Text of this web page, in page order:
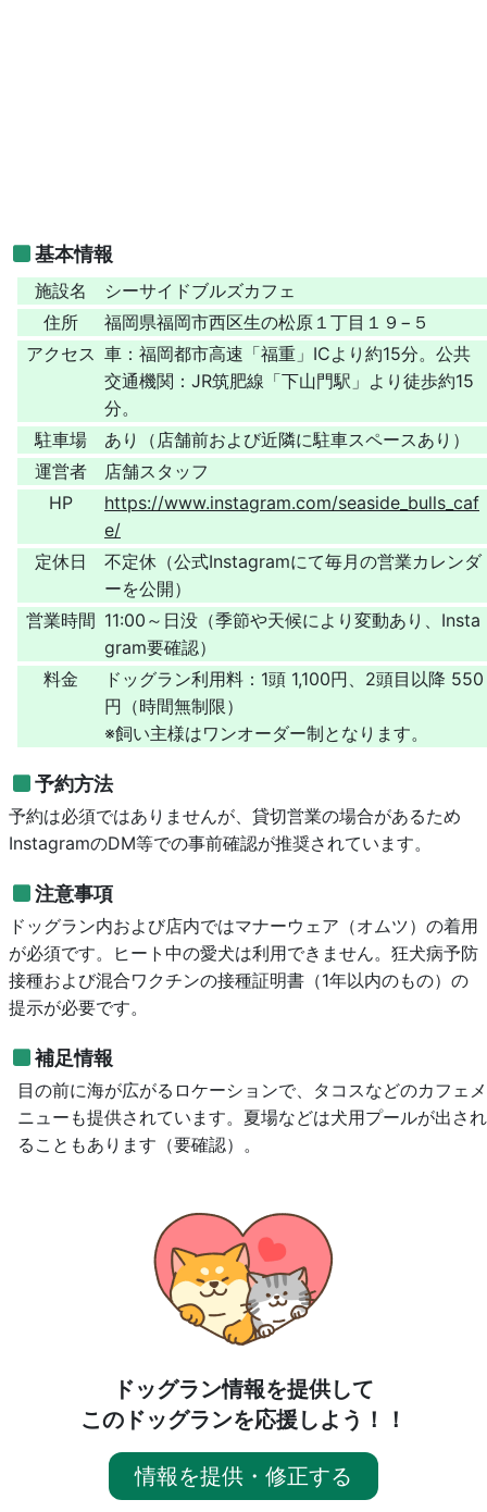
基本情報
施設名
シーサイドブルズカフェ
住所
福岡県福岡市西区生の松原１丁目１９−５
アクセス 車：福岡都市高速「福重」ICより約15分。公共
交通機関：JR筑肥線「下山門駅」より徒歩約15
分。
駐車場
あり（店舗前および近隣に駐車スペースあり）
運営者
店舗スタッフ
HP
https://www.instagram.com/seaside_bulls_caf
e/
定休日
不定休（公式Instagramにて毎月の営業カレンダ
ーを公開）
営業時間 11:00～日没（季節や天候により変動あり、Insta
gram要確認）
料金
ドッグラン利用料：1頭 1,100円、2頭目以降 550
円（時間無制限）
※飼い主様はワンオーダー制となります。
予約方法
予約は必須ではありませんが、貸切営業の場合があるため
InstagramのDM等での事前確認が推奨されています。
注意事項
ドッグラン内および店内ではマナーウェア（オムツ）の着用
が必須です。ヒート中の愛犬は利用できません。狂犬病予防
接種および混合ワクチンの接種証明書（1年以内のもの）の
提示が必要です。
補足情報
目の前に海が広がるロケーションで、タコスなどのカフェメ
ニューも提供されています。夏場などは犬用プールが出され
ることもあります（要確認）。
ドッグラン情報を提供して
このドッグランを応援しよう！！
情報を提供・修正する